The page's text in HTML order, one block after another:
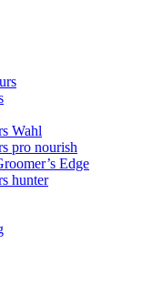
Wahl
pro nourish
Edge
hunter